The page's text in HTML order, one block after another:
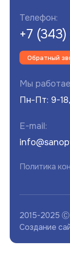
Телефон:
+7
Обратный
Мы
Пн-Пт: 9-
E-mail:
Политика
2015-2025 Ⓒ
Создание